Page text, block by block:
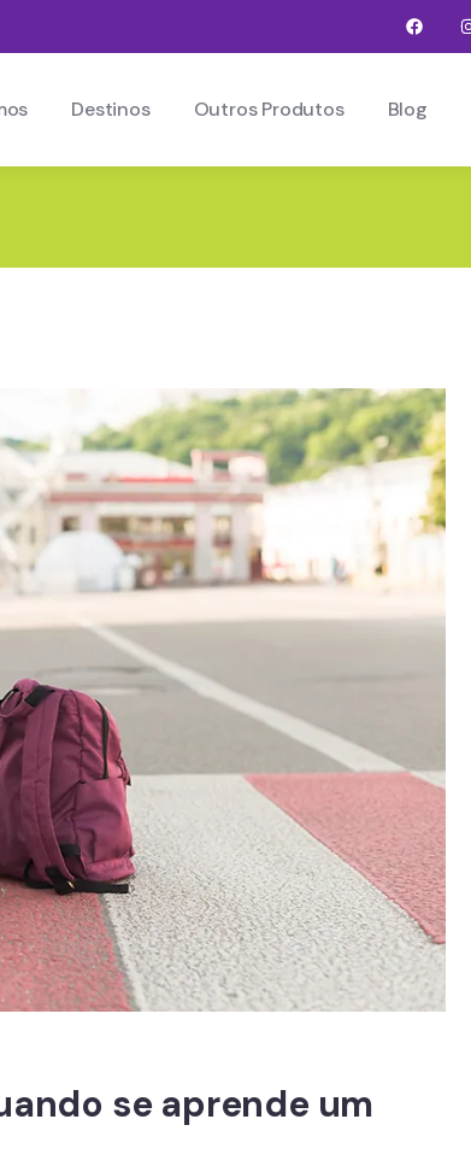
Destinos Outros Produtos Blog
se aprende um